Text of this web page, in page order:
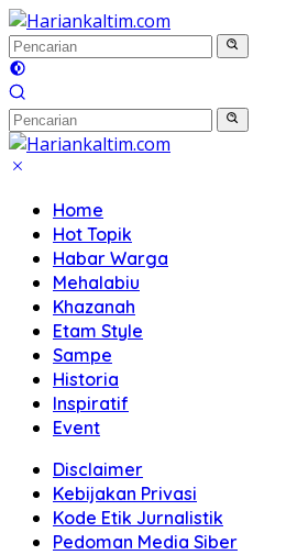
Langsung
ke
konten
Home
Hot Topik
Habar Warga
Mehalabiu
Khazanah
Etam Style
Sampe
Historia
Inspiratif
Event
Disclaimer
Kebijakan Privasi
Kode Etik Jurnalistik
Pedoman Media Siber